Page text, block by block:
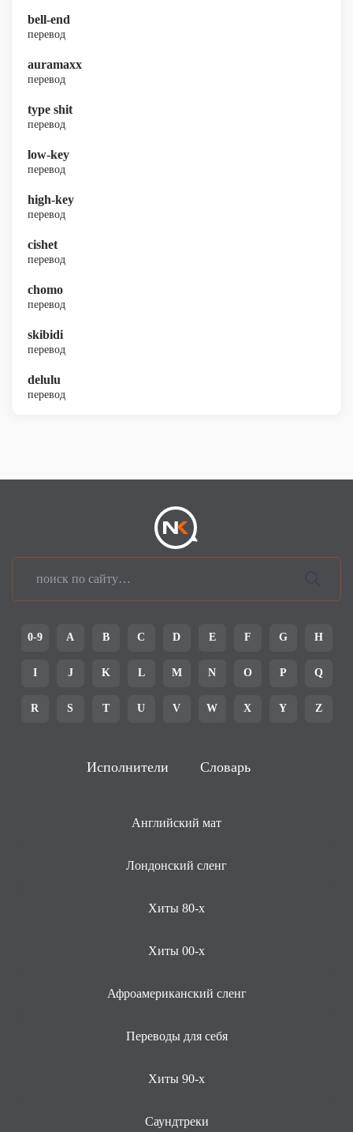
bell-end
перевод
auramaxx
перевод
type shit
перевод
low-key
перевод
high-key
перевод
cishet
перевод
chomo
перевод
skibidi
перевод
delulu
перевод
0-9 A B C D E F G H
I J K L M N O P Q
R S T U V W X Y Z
Исполнители Словарь
Английский мат
Лондонский сленг
Хиты 80-х
Хиты 00-х
Афроамериканский сленг
Переводы для себя
Хиты 90-х
Саундтреки